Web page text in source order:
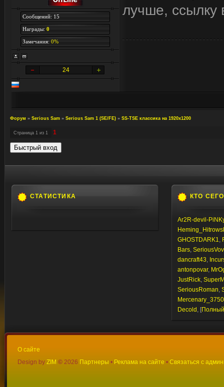
Сообщений: 15
Награды: 0
Замечания: 0%
24
лучше, ссылку
Форум » Serious Sam » Serious Sam 1 (SE/FE) » SS-TSE классика на 1920х1200
Страница 1 из 1 1
СТАТИСТИКА КТО
Ar2R-devil-
GHOSTDARK1,
Bars,
dancraft43,
antonpovar,
JustRick,
SeriousRoman,
Mercenary_3750
Decold , [Полный
О сайте
Design by ZIM © 2026 Партнеры • Реклама на сайте • Связаться с